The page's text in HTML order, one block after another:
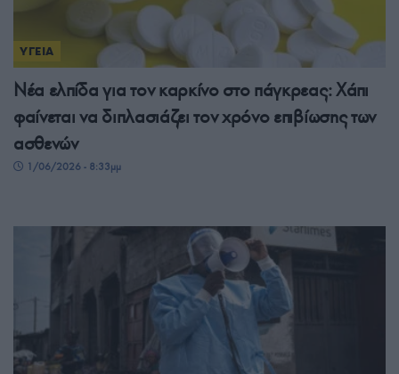
ΥΓΕΙΑ
Νέα ελπίδα για τον καρκίνο στο πάγκρεας: Χάπι
φαίνεται να διπλασιάζει τον χρόνο επιβίωσης των
ασθενών
1/06/2026 - 8:33μμ